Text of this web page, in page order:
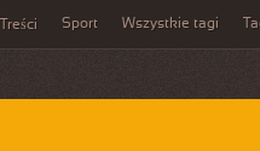
Sport Wszystkie tagi